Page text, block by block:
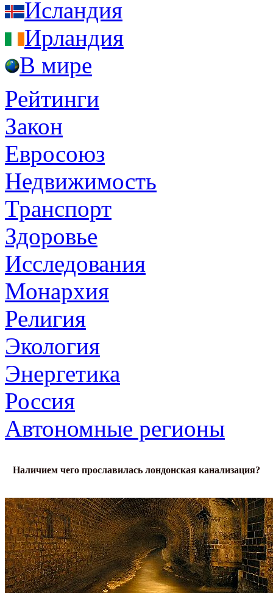
Исландия
Ирландия
В мире
Рейтинги
Закон
Евросоюз
Недвижимость
Транспорт
Здоровье
Исследования
Монархия
Религия
Экология
Энергетика
Россия
Автономные регионы
Наличием чего прославилась лондонская канализация?